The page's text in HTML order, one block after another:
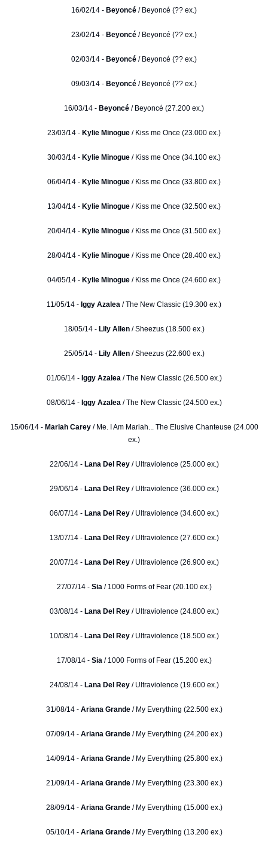
16/02/14 - Beyoncé / Beyoncé (?? ex.)
23/02/14 - Beyoncé / Beyoncé (?? ex.)
02/03/14 - Beyoncé / Beyoncé (?? ex.)
09/03/14 - Beyoncé / Beyoncé (?? ex.)
16/03/14 - Beyoncé / Beyoncé (27.200 ex.)
23/03/14 - Kylie Minogue / Kiss me Once (23.000 ex.)
30/03/14 - Kylie Minogue / Kiss me Once (34.100 ex.)
06/04/14 - Kylie Minogue / Kiss me Once (33.800 ex.)
13/04/14 - Kylie Minogue / Kiss me Once (32.500 ex.)
20/04/14 - Kylie Minogue / Kiss me Once (31.500 ex.)
28/04/14 - Kylie Minogue / Kiss me Once (28.400 ex.)
04/05/14 - Kylie Minogue / Kiss me Once (24.600 ex.)
11/05/14 - Iggy Azalea / The New Classic (19.300 ex.)
18/05/14 - Lily Allen/ Sheezus (18.500 ex.)
25/05/14 - Lily Allen/ Sheezus (22.600 ex.)
01/06/14 - Iggy Azalea/ The New Classic (26.500 ex.)
08/06/14 - Iggy Azalea/ The New Classic (24.500 ex.)
15/06/14 - Mariah Carey/ Me. I Am Mariah... The Elusive Chanteuse (24.000
ex.)
22/06/14 - Lana Del Rey/ Ultraviolence (25.000 ex.)
29/06/14 - Lana Del Rey / Ultraviolence (36.000 ex.)
06/07/14 - Lana Del Rey/ Ultraviolence (34.600 ex.)
13/07/14 -Lana Del Rey / Ultraviolence (27.600 ex.)
20/07/14 -Lana Del Rey/ Ultraviolence (26.900 ex.)
27/07/14 - Sia / 1000 Forms of Fear (20.100 ex.)
03/08/14 - Lana Del Rey / Ultraviolence (24.800 ex.)
10/08/14 - Lana Del Rey/ Ultraviolence (18.500 ex.)
17/08/14 - Sia / 1000 Forms of Fear (15.200 ex.)
24/08/14 -Lana Del Rey/ Ultraviolence (19.600 ex.)
31/08/14 - Ariana Grande/ My Everything (22.500 ex.)
07/09/14 - Ariana Grande/ My Everything (24.200 ex.)
14/09/14 - Ariana Grande/ My Everything (25.800 ex.)
21/09/14 - Ariana Grande/ My Everything (23.300 ex.)
28/09/14 - Ariana Grande/ My Everything (15.000 ex.)
05/10/14 -Ariana Grande/ My Everything (13.200 ex.)